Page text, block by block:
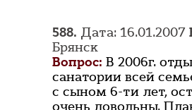
588. Дата: 16.01.2007
Брянск
Вопрос: В 2006г.
санатории всей
с сыном 6-ти лет,
очень довольны.